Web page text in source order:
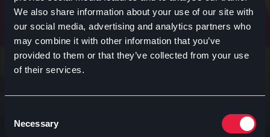
We also share information about your use of our site with
our social media, advertising and analytics partners who
may combine it with other information that you’ve
provided to them or that they’ve collected from your use
of their services.
Selection
Necessary
21:15 Sala 1